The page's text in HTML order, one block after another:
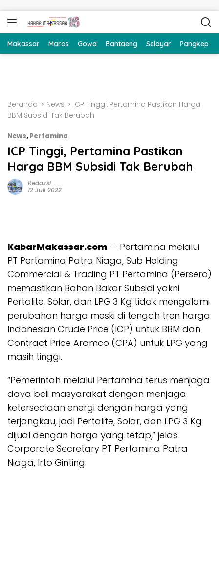
Makassar Maros Gowa Bantaeng Selayar Pangkep
Beranda News
ICP Tinggi, Pertamina Pastikan Harga
BBM Subsidi Tak Berubah
News,Pertamina
ICP Tinggi, Pertamina Pastikan
Harga BBM Subsidi Tak Berubah
Redaksi
12 Juli 2022
KabarMakassar.com — Pertamina melalui
PT Pertamina Patra Niaga, Sub Holding
Commercial & Trading PT Pertamina (Persero)
memastikan Bahan Bakar Subsidi yakni
Pertalite, Solar, dan LPG 3 Kg tidak mengalami
perubahan harga meski di tengah tren harga
Indonesian Crude Price (ICP) untuk BBM dan
Contract Price Aramco (CPA) untuk LPG yang
masih tinggi.
“Pemerintah melalui Pertamina terus menjaga
daya beli masyarakat dengan menjaga
ketersediaan energi dengan harga yang
terjangkau, jadi Pertalite, Solar, dan LPG 3 Kg
dijual dengan harga yang tetap,” jelas
Corporate Secretary PT Pertamina Patra
Niaga, Irto Ginting.